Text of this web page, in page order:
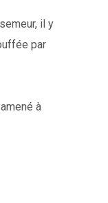
il y
par
à